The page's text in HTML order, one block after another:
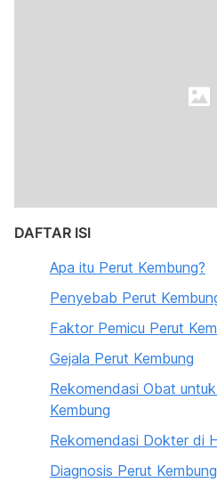
DAFTAR ISI
Apa itu Perut Kembung?
Penyebab Perut
Faktor Pemicu Perut
Gejala Perut Kembung
Rekomendasi Obat
Kembung
Rekomendasi Dokter di
Diagnosis Perut Kembung